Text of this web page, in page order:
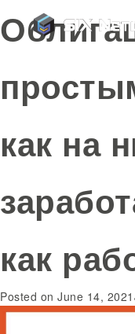
как на
как
Posted on June 14, 2021